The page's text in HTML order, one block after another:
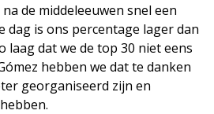
de middeleeuwen snel een
dag is ons percentage lager dan
laag dat we de top 30 niet eens
hebben we dat te danken
georganiseerd zijn en